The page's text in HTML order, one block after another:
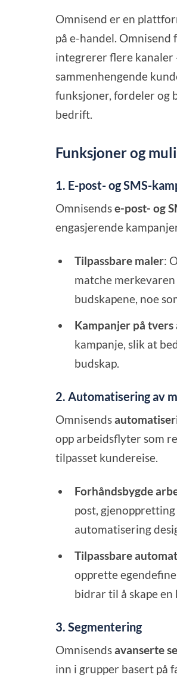
Omnisend er en
på e-handel. Omnisend
integrerer flere kanaler
sammenhengende
funksjoner, fordeler og
bedrift.
Funksjoner og
1. E-post- og SMS-
Omnisendse-post- og
engasjerende
Tilpassbare maler:
matche
budskapene, noe
Kampanjer på tvers
kampanje, slik at
budskap.
2. Automatisering av
Omnisends
opp arbeidsflyter som
tilpasset kundereise.
Forhåndsbygde
post,
automatisering
Tilpassbare
opprette
bidrar til å skape
3. Segmentering
Omnisendsavanserte
inn i grupper basert på